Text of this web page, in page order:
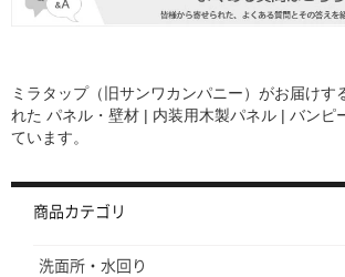
ミラタップ（旧サンワカンパニー）がお届けす
れた パネル・壁材 | 内装用木製パネル | バンピ
ています。
商品カテゴリ
洗面所・水回り